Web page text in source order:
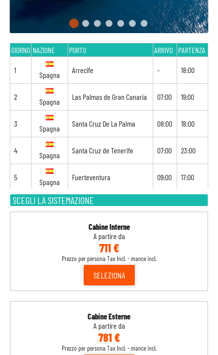
SCEGLI LA SISTEMAZIONE
Cabine Interne
A partire da
711 €
Prezzo per persona Tax Incl. - mance incl.
SELEZIONA
Cabine Esterne
A partire da
781 €
Prezzo per persona Tax Incl. - mance incl.
GIORNO NAZIONE PORTO ARRIVO PARTENZA
1
Spagna
Arrecife - 18:00
2
Spagna
Las Palmas de Gran Canaria 07:00 19:00
3
Spagna
Santa Cruz De La Palma 08:00 18:00
4
Spagna
Santa Cruz de Tenerife 07:00 23:00
5
Spagna
Fuerteventura 09:00 17:00
6
Portogallo
Funchal 10:00 20:00
Arrecife